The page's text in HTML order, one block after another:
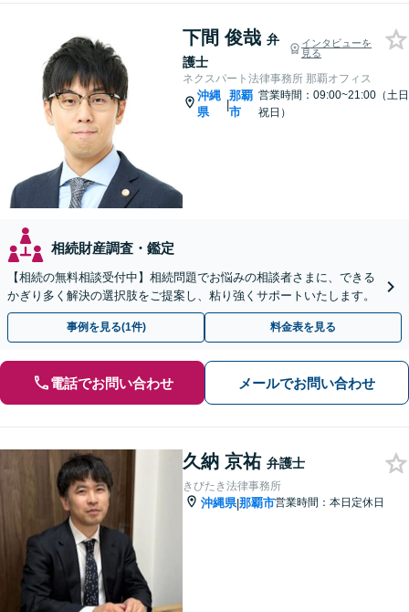
下間 俊哉 弁
護士
インタビューを
見る
ネクスパート法律事務所 那覇オフィス
沖縄
県
|
那覇
市
営業時間：09:00~21:00（土日
祝日）
相続財産調査・鑑定
【相続の無料相談受付中】相続問題でお悩みの相談者さまに、できる
かぎり多く解決の選択肢をご提案し、粘り強くサポートいたします。
事例を見る(1件) 料金表を見る
電話でお問い合わせ メールでお問い合わせ
久納 京祐 弁護士
きびたき法律事務所
沖縄県|那覇市営業時間：本日定休日